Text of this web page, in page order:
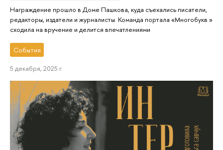
Награждение прошло в Доме Пашкова, куда съехались писатели,
редакторы, издатели и журналисты. Команда портала «Многобукв »
сходила на вручение и делится впечатлениями
События
5 декабря, 2025 г.